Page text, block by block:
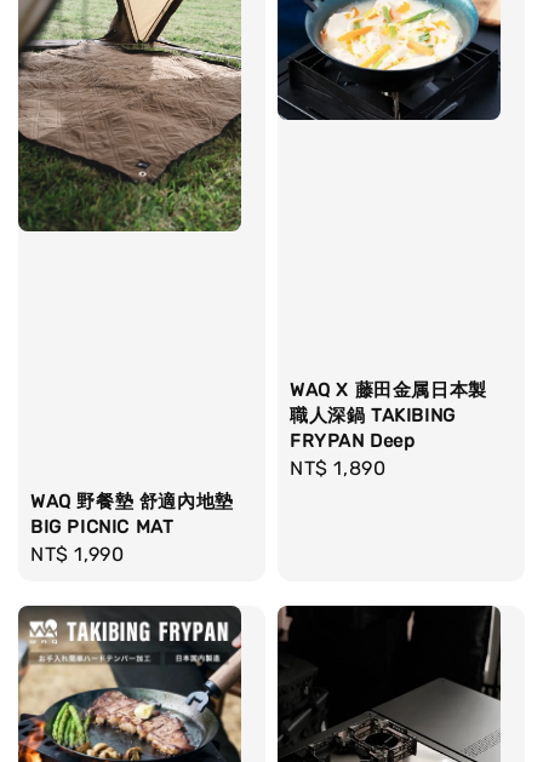
WAQ 野餐墊 舒適內地墊
BIG PICNIC MAT
Regular
NT$ 1,990
WAQ X 藤田金属日本製
職人深鍋 TAKIBING
FRYPAN Deep
Regular
NT$ 1,890